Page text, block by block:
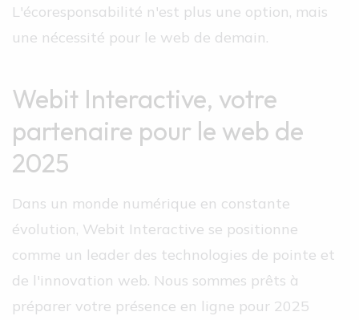
L'écoresponsabilité n'est plus une option, mais
une nécessité pour le web de demain.
Webit Interactive, votre
partenaire pour le web de
2025
Dans un monde numérique en constante
évolution, Webit Interactive se positionne
comme un leader des technologies de pointe et
de l'innovation web. Nous sommes prêts à
préparer votre présence en ligne pour 2025